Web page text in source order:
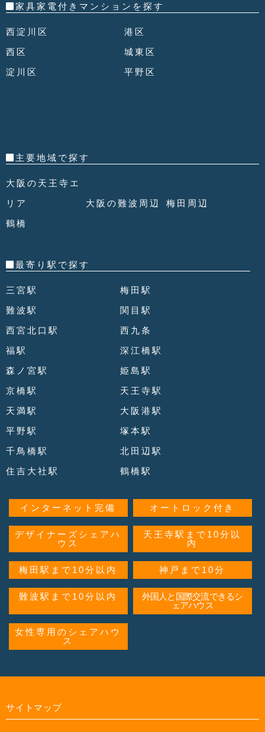
家具家電付きマンションを探す
西淀川区
港区
西区
城東区
淀川区
平野区
主要地域で探す
大阪の天王寺エ
リア
大阪の難波周辺
梅田周辺
鶴橋
最寄り駅で探す
三宮駅
梅田駅
難波駅
関目駅
西宮北口駅
西九条
福駅
深江橋駅
森ノ宮駅
姫島駅
京橋駅
天王寺駅
天満駅
大阪港駅
平野駅
塚本駅
千鳥橋駅
北田辺駅
住吉大社駅
鶴橋駅
インターネット完備 オートロック付き
デザイナーズシェアハ
ウス
天王寺駅まで10分以
内
梅田駅まで10分以内 神戸まで10分
難波駅まで10分以内
外国人と国際交流できるシ
ェアハウス
女性専用のシェアハウ
ス
サイトマップ